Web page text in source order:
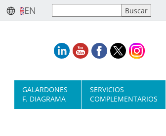
EN
GALARDONES
F. DIAGRAMA
SERVICIOS
COMPLEMENTARIOS